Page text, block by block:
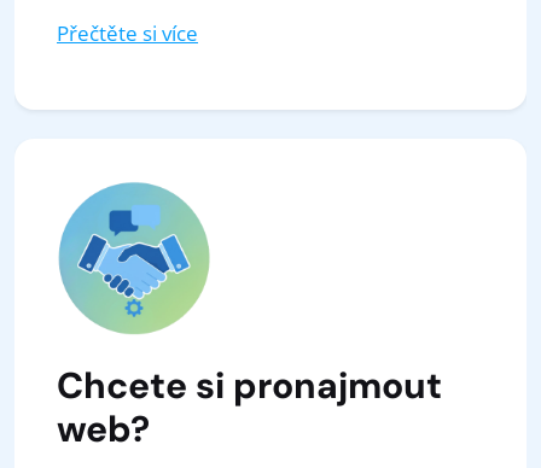
Přečtěte si více
Chcete si pronajmout
web?